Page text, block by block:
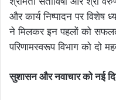
और कार्य निष्पादन पर विशेष
ने मिलकर इन पहलों को
परिणामस्वरूप विभाग को दो
सुशासन और नवाचार को नई